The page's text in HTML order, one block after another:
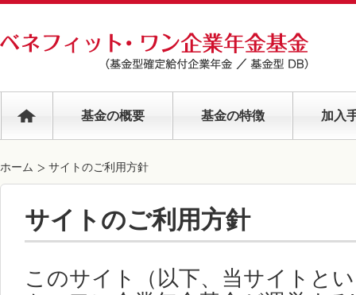
基金の概要 基金の特徴 加入
ホーム サイトのご利用方針
サイトのご利用方針
このサイト（以下、当サイトと